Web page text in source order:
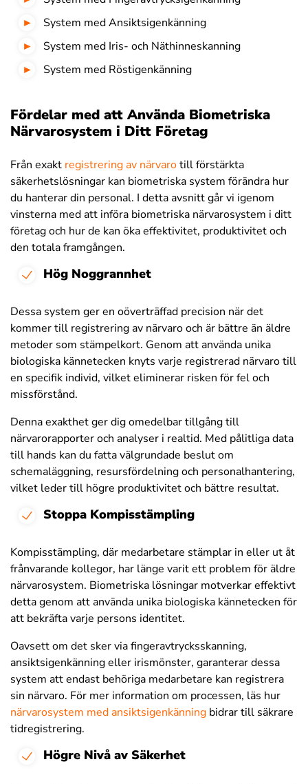
System med Ansiktsigenkänning
System med Iris- och Näthinneskanning
System med Röstigenkänning
Fördelar med att Använda Biometriska
Närvarosystem i Ditt Företag
Från exakt registrering av närvarotill förstärkta
säkerhetslösningar kan biometriska system förändra hur
du hanterar din personal. I detta avsnitt går vi igenom
vinsterna med att införa biometriska närvarosystem i ditt
företag och hur de kan öka effektivitet, produktivitet och
den totala framgången.
Hög Noggrannhet
Dessa system ger en oöverträffad precision när det
kommer till registrering av närvaro och är bättre än äldre
metoder som stämpelkort. Genom att använda unika
biologiska kännetecken knyts varje registrerad närvaro till
en specifik individ, vilket eliminerar risken för fel och
missförstånd.
Denna exakthet ger dig omedelbar tillgång till
närvarorapporter och analyser i realtid. Med pålitliga data
till hands kan du fatta välgrundade beslut om
schemaläggning, resursfördelning och personalhantering,
vilket leder till högre produktivitet och bättre resultat.
Stoppa Kompisstämpling
Kompisstämpling, där medarbetare stämplar in eller ut åt
frånvarande kollegor, har länge varit ett problem för äldre
närvarosystem. Biometriska lösningar motverkar effektivt
detta genom att använda unika biologiska kännetecken för
att bekräfta varje persons identitet.
Oavsett om det sker via fingeravtrycksskanning,
ansiktsigenkänning eller irismönster, garanterar dessa
system att endast behöriga medarbetare kan registrera
sin närvaro. För mer information om processen, läs hur
närvarosystem med ansiktsigenkänning bidrar till säkrare
tidregistrering.
Högre Nivå av Säkerhet